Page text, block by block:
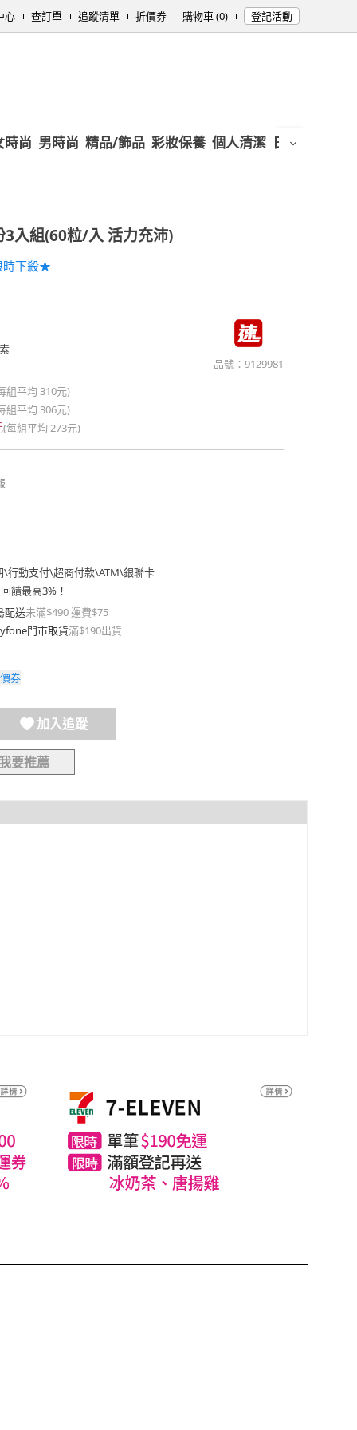
心 查訂單 追蹤清單 折價券 購物車 (0) 登記活動
時尚 男時尚 精品/飾品 彩妝保養 個人清潔 日用/紙品
3入組(60粒/入 活力充沛)
下殺★
品號： 9129981
組平均 310元)
組平均 306元)
(每組平均 273元)
\行動支付\超商付款\ATM\銀聯卡
饋最高3%！
配送未滿$490 運費$75
門市取貨滿$190出貨
券
加入追蹤
我要推薦